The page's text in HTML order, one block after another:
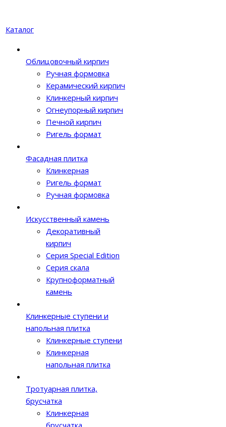
Каталог
Облицовочный кирпич
Ручная формовка
Керамический кирпич
Клинкерный кирпич
Огнеупорный кирпич
Печной кирпич
Ригель формат
Фасадная плитка
Клинкерная
Ригель формат
Ручная формовка
Искусственный камень
Декоративный
кирпич
Серия Special Edition
Серия скала
Крупноформатный
камень
Клинкерные ступени и
напольная плитка
Клинкерные ступени
Клинкерная
напольная плитка
Тротуарная плитка,
брусчатка
Клинкерная
брусчатка